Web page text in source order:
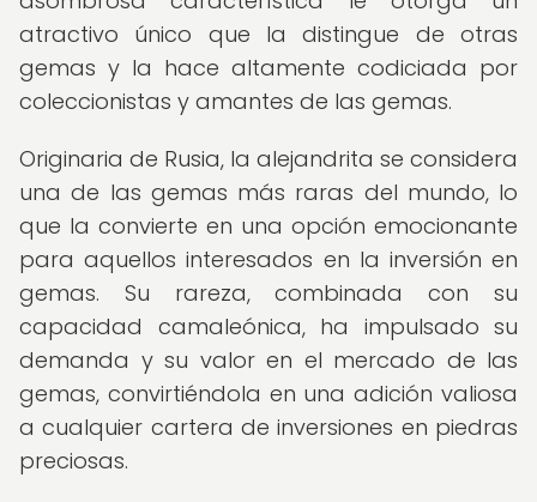
atractivo único que la distingue de otras
gemas y la hace altamente codiciada por
coleccionistas y amantes de las gemas.
Originaria de Rusia, la alejandrita se considera
una de las gemas más raras del mundo, lo
que la convierte en una opción emocionante
para aquellos interesados en la inversión en
gemas. Su rareza, combinada con su
capacidad camaleónica, ha impulsado su
demanda y su valor en el mercado de las
gemas, convirtiéndola en una adición valiosa
a cualquier cartera de inversiones en piedras
preciosas.